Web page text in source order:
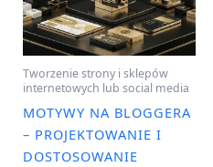
Tworzenie strony i sklepów
internetowych lub social media
MOTYWY NA BLOGGERA
– PROJEKTOWANIE I
DOSTOSOWANIE